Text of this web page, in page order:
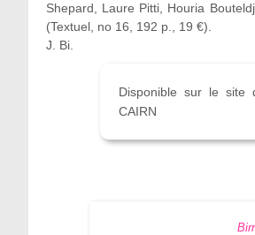
Shepard, Laure Pitti, Houria
(Textuel, no 16, 192 p., 19 €).
J. Bi.
Disponible sur le site
CAIRN